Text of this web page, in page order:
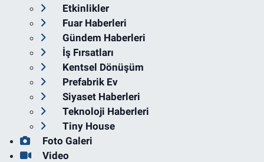
Etkinlikler
Fuar Haberleri
Gündem Haberleri
İş Fırsatları
Kentsel Dönüşüm
Prefabrik Ev
Siyaset Haberleri
Teknoloji Haberleri
Tiny House
Foto Galeri
Video